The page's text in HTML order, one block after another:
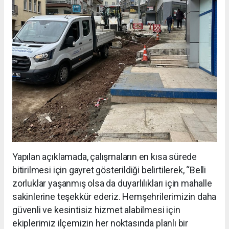
Yapılan açıklamada, çalışmaların en kısa sürede
bitirilmesi için gayret gösterildiği belirtilerek, “Belli
zorluklar yaşanmış olsa da duyarlılıkları için mahalle
sakinlerine teşekkür ederiz. Hemşehrilerimizin daha
güvenli ve kesintisiz hizmet alabilmesi için
ekiplerimiz ilçemizin her noktasında planlı bir